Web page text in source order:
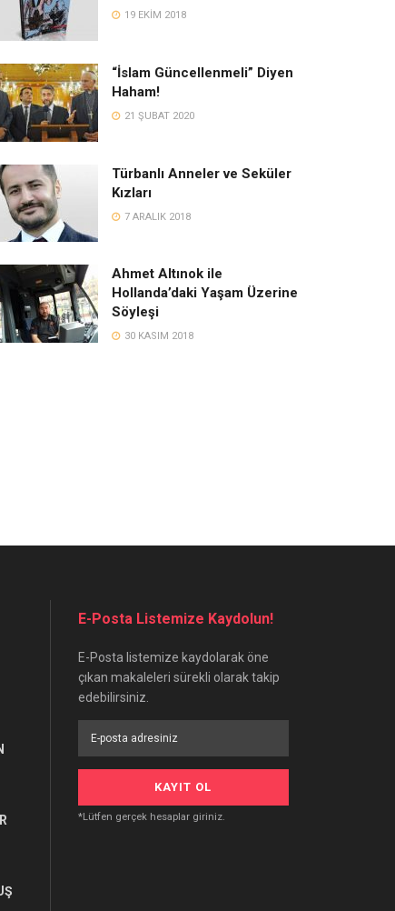
19 EKIM 2018
“İslam Güncellenmeli” Diyen
Haham!
21 ŞUBAT 2020
Türbanlı Anneler ve Seküler
Kızları
7 ARALIK 2018
Ahmet Altınok ile
Hollanda’daki Yaşam Üzerine
Söyleşi
30 KASIM 2018
E-Posta Listemize Kaydolun!
E-Posta listemize kaydolarak öne
çıkan makaleleri sürekli olarak takip
edebilirsiniz.
*Lütfen gerçek hesaplar giriniz.